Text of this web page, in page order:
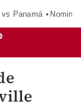
vs Panamá